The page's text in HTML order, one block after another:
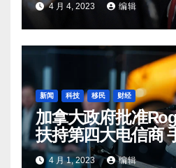
4 月 4, 2023 编辑
新闻 科技 移民 财经
加拿大政府批准
扶持第四大电信商
4 月 1, 2023 编辑